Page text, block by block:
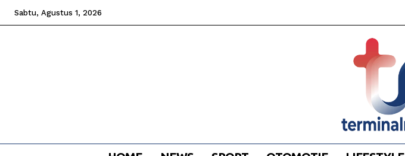
Sabtu, Agustus 1, 2026